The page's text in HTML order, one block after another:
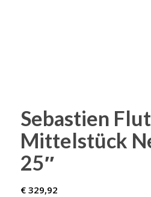
Sebastien
Mittelstück
25″
€329,92